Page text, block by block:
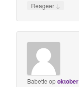
Reageer ↓
Babette op